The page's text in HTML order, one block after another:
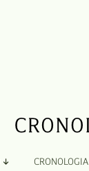
CRONOLOGIA